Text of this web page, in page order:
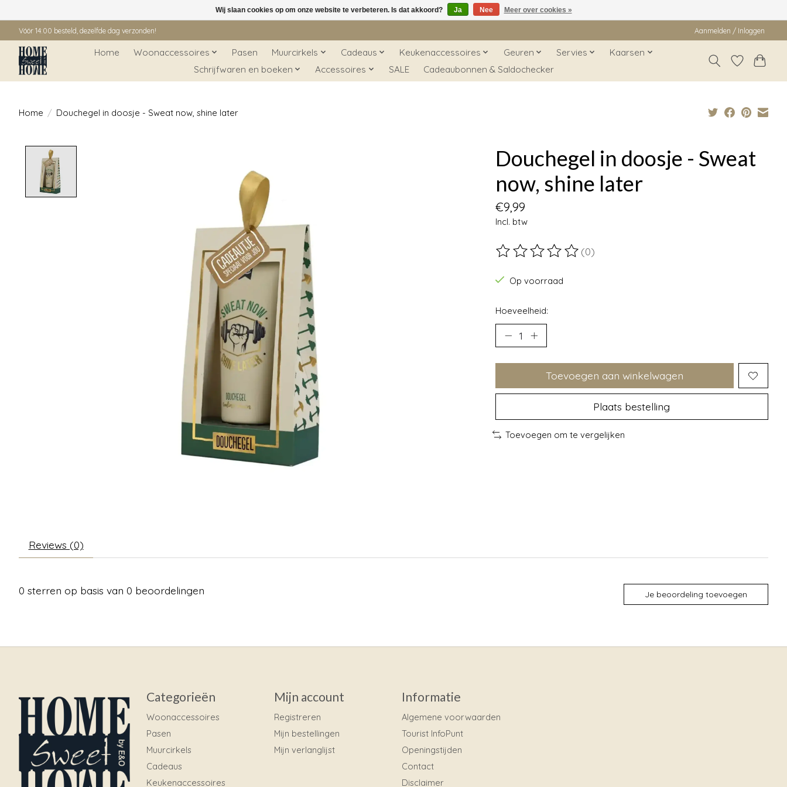
Vóór 14:00 besteld, dezelfde dag verzonden! Aanmelden / Inloggen
Home Woonaccessoires Pasen Muurcirkels Cadeaus Keukenaccessoires Geuren Servies
Kaarsen
Schrijfwaren en boeken
Accessoires SALE Cadeaubonnen & Saldochecker
Home / Douchegel in doosje - Sweat now, shine later
Douchegel in doosje - Sweat
now, shine later
€9,99
Incl. btw
De beoordeling van dit product is
(0)
Op voorraad
Hoeveelheid:
Toevoegen aan winkelwagen
Plaats bestelling
Toevoegen om te vergelijken
Reviews (0)
0 sterren op basis van 0 beoordelingen Je beoordeling toevoegen
Categorieën
Woonaccessoires
Pasen
Muurcirkels
Cadeaus
Keukenaccessoires
Mijn account
Registreren
Mijn bestellingen
Mijn verlanglijst
Informatie
Algemene voorwaarden
Tourist InfoPunt
Openingstijden
Contact
Disclaimer
Wij slaan cookies op om onze website te verbeteren. Is dat akkoord? Ja Nee Meer over cookies »